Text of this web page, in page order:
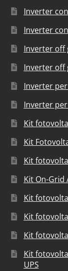
Inverter
Inverter
Inverter off
Inverter off
Inverter
Inverter
Kit
Kit
Kit
Kit On-Grid
Kit
Kit
Kit
Kit
UPS